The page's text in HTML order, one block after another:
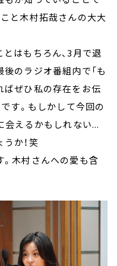
と木村拓哉さんの大大
はもちろん、3月で退
のラジオ番組内で「も
ばぜひ私の存在をお伝
です。もしかして今回の
えるかもしれない...
か！笑
木村さんへの愛も含